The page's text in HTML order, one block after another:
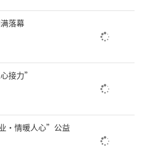
种38个，大同耍孩儿、沁源
戏曲剧种，被誉为中国戏
间舞蹈遍布全省，到现在
鼓”等20多种。
化遗产大省之一，山西早在
查中就发现非遗线索20余万
条，而且种类齐全、存续
系清楚。通过近20年的努
落幕
接力”
·情暖人心”公益